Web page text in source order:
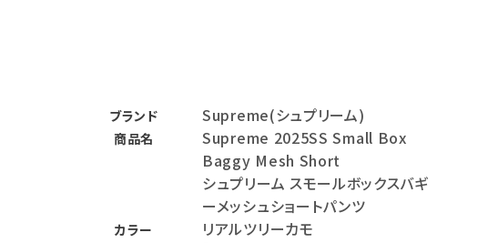
person 会員登録
ブランド Supreme(シュプリーム)
商品名
Supreme 2025SS Small Box
Baggy Mesh Short
シュプリーム スモールボックスバギ
ーメッシュショートパンツ
カラー リアルツリーカモ